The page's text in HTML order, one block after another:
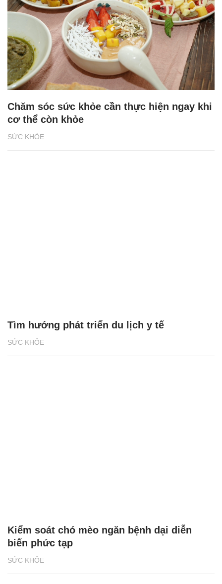
SỨC KHỎE
Chăm sóc sức khỏe cần thực hiện ngay khi
cơ thể còn khỏe
SỨC KHỎE
Tìm hướng phát triển du lịch y tế
SỨC KHỎE
Kiểm soát chó mèo ngăn bệnh dại diễn
biến phức tạp